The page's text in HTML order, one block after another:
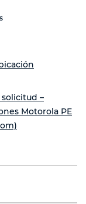
–
Motorola PE